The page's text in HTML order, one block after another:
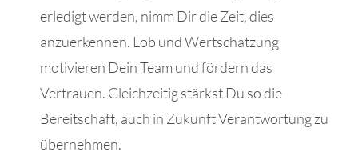
erledigt werden, nimm Dir die Zeit, dies
anzuerkennen. Lob und Wertschätzung
motivieren Dein Team und fördern das
Vertrauen. Gleichzeitig stärkst Du so die
Bereitschaft, auch in Zukunft Verantwortung zu
übernehmen.